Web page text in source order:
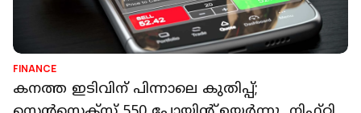
FINANCE
കനത്ത ഇടിവിന് പിന്നാലെ കുതിപ്പ്;